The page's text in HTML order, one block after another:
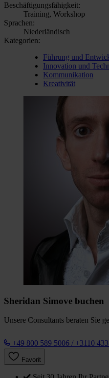
Beschäftigungsfähigkeit:
Training, Workshop
Sprachen:
Niederländisch
Kategorien:
Führung und
Innovation und
Kommunikation
Kreativität
Sheridan Simove buchen
Unsere Consultants beraten Sie
+49 800 589 5006 / +3110
Favorit